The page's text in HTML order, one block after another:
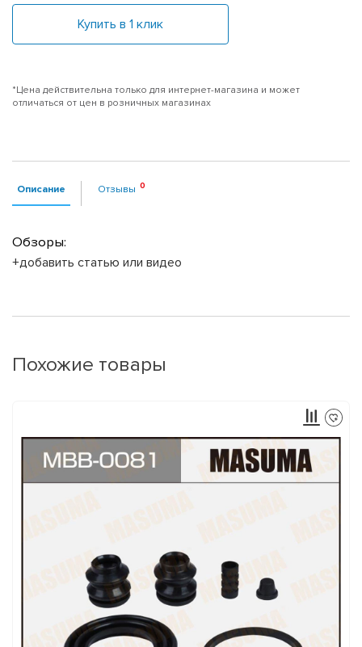
Купить в 1 клик
*Цена действительна только для интернет-магазина и может
отличаться от цен в розничных магазинах
Описание Отзывы
Обзоры:
+добавить статью или видео
Похожие товары